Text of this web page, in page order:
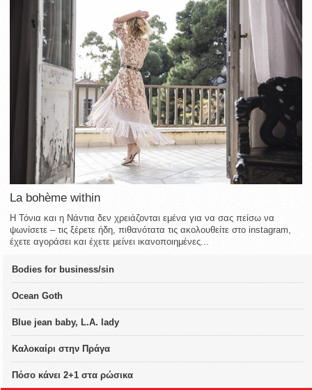
La bohème within
Η Τόνια και η Νάντια δεν χρειάζονται εμένα για να σας πείσω να
ψωνίσετε – τις ξέρετε ήδη, πιθανότατα τις ακολουθείτε στο instagram,
έχετε αγοράσει και έχετε μείνει ικανοποιημένες...
Bodies for business/sin
Ocean Goth
Blue jean baby, L.A. lady
Καλοκαίρι στην Πράγα
Πόσο κάνει 2+1 στα ρώσικα